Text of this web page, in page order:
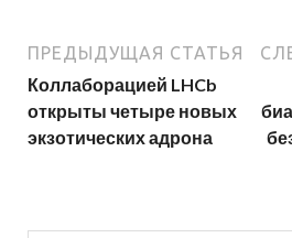
ПРЕДЫДУЩАЯ СТАТЬЯ
Коллаборацией LHCb
открыты четыре новых
экзотических адрона